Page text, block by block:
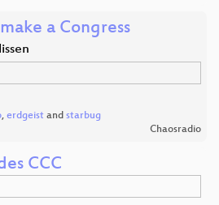
a Congress
, erdgeist and starbug
Chaosradio
CCC